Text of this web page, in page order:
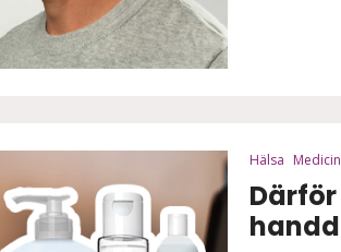
Hälsa Medicin